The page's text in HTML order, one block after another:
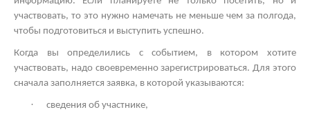
участвовать, то это нужно намечать не меньше чем за полгода,
чтобы подготовиться и выступить успешно.
Когда вы определились с событием, в котором хотите
участвовать, надо своевременно зарегистрироваться. Для этого
сначала заполняется заявка, в которой указываются:
· сведения об участнике,